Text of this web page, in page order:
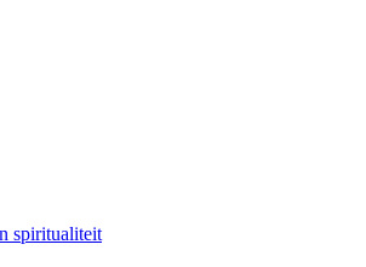
spiritualiteit